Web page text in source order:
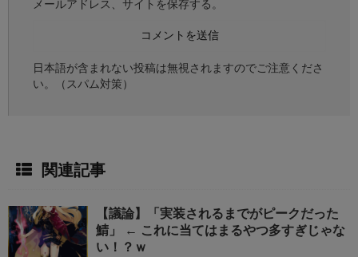
メールアドレス、サイトを保存する。
日本語が含まれない投稿は無視されますのでご注意くださ
い。（スパム対策）
関連記事
【議論】「実装されるまでがピークだった
鯖」 ← これに当てはまるやつ多すぎじゃな
い！？ｗ